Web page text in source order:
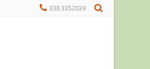
338 3352039